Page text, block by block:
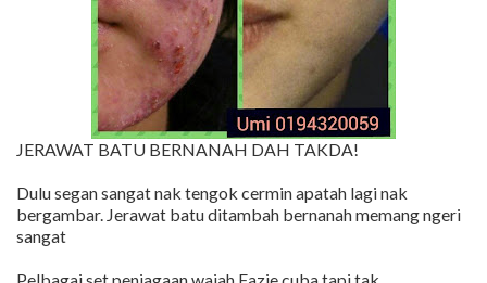
JERAWAT BATU BERNANAH DAH TAKDA!
Dulu segan sangat nak tengok cermin apatah lagi nak
bergambar. Jerawat batu ditambah bernanah memang ngeri
sangat
Pelbagai set penjagaan wajah Fazie cuba tapi tak